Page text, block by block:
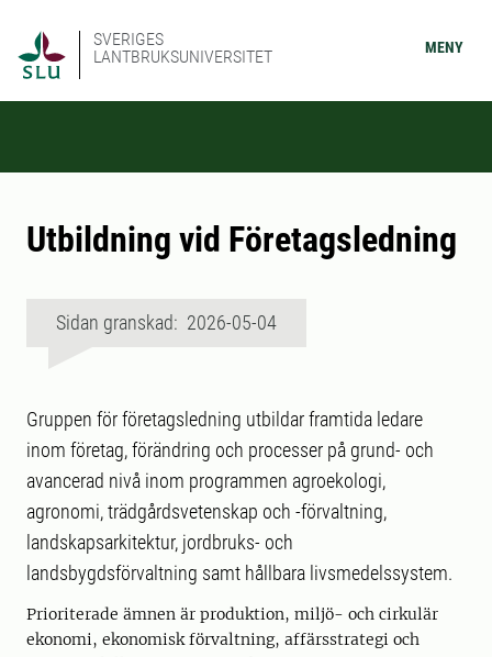
SVERIGES
LANTBRUKSUNIVERSITET
MENY
Utbildning vid Företagsledning
Sidan granskad: 2026-05-04
Gruppen för företagsledning utbildar framtida ledare
inom företag, förändring och processer på grund- och
avancerad nivå inom programmen agroekologi,
agronomi, trädgårdsvetenskap och -förvaltning,
landskapsarkitektur, jordbruks- och
landsbygdsförvaltning samt hållbara livsmedelssystem.
Prioriterade ämnen är produktion, miljö- och cirkulär
ekonomi, ekonomisk förvaltning, affärsstrategi och